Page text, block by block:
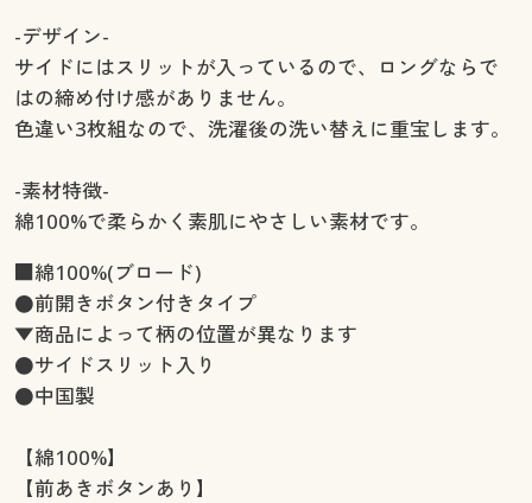
-デザイン-
サイドにはスリットが入っているので、ロングならで
はの締め付け感がありません。
色違い3枚組なので、洗濯後の洗い替えに重宝します。
-素材特徴-
綿100%で柔らかく素肌にやさしい素材です。
■綿100%(ブロード)
●前開きボタン付きタイプ
▼商品によって柄の位置が異なります
●サイドスリット入り
●中国製
【綿100%】
【前あきボタンあり】